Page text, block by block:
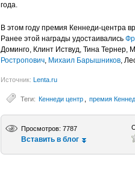
года.
В этом году премия Кеннеди-центра
Ранее этой награды удостаивались
Доминго, Клинт Иствуд, Тина
Ростропович, Михаил Барышников,
Источник: Lenta.ru
Теги: Кеннеди центр премия
Просмотров: 7787
Вставить в блог